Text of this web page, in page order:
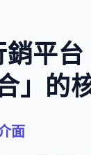
平台
」的
面